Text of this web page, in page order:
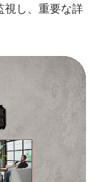
視し、重要な詳